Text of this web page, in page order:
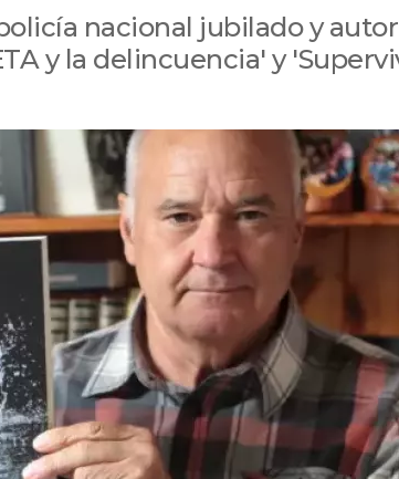
nacional jubilado y
y la delincuencia' y